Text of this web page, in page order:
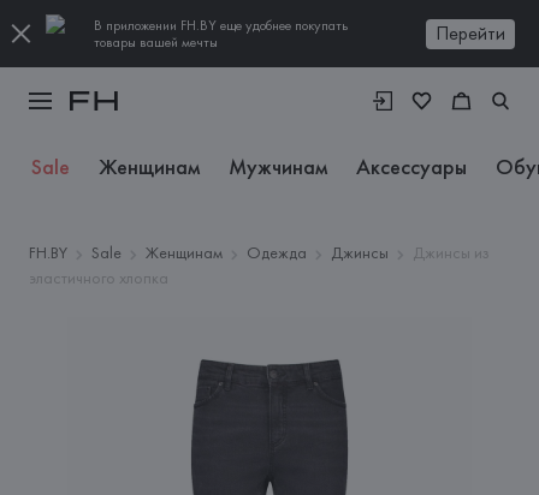
В приложении FH.BY еще удобнее покупать
товары вашей мечты
Перейти
Sale Женщинам Мужчинам Аксессуары
FH.BY Sale Женщинам Одежда Джинсы
Джинсы из
эластичного хлопка